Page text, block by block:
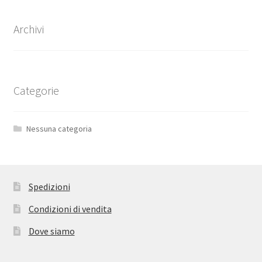
Archivi
Categorie
Nessuna categoria
Spedizioni
Condizioni di vendita
Dove siamo